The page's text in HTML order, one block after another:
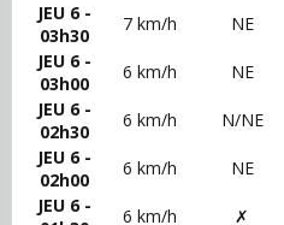
JEU 6 -
03h30
7 km/h NE
JEU 6 -
03h00
6 km/h NE
JEU 6 -
02h30
6 km/h N/NE
JEU 6 -
02h00
6 km/h NE
JEU 6 -
6 km/h ✗